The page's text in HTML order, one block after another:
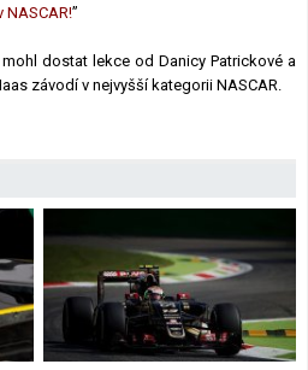
NASCAR!”
dostat lekce od Danicy Patrickové a
závodí v nejvyšší kategorii NASCAR.